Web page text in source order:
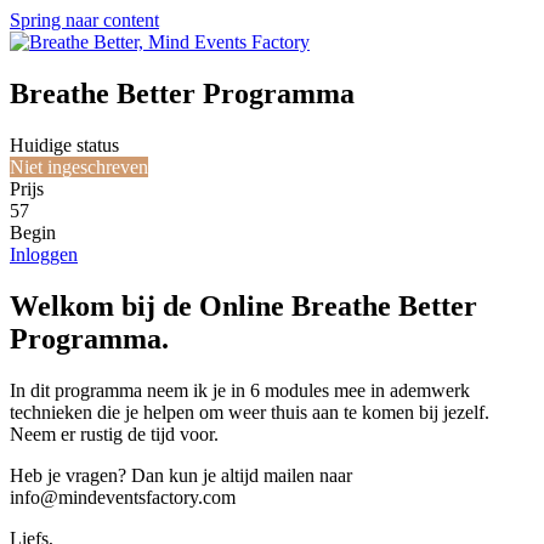
Spring naar content
Breathe Better Programma
Huidige status
Niet ingeschreven
Prijs
57
Begin
Inloggen
Welkom bij de Online Breathe Better
Programma.
In dit programma neem ik je in 6 modules mee in ademwerk
technieken die je helpen om weer thuis aan te komen bij jezelf.
Neem er rustig de tijd voor.
Heb je vragen? Dan kun je altijd mailen naar
info@mindeventsfactory.com
Liefs,